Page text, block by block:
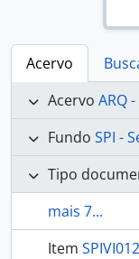
Acervo
Acervo ARQ
Fundo SPI -
Tipo
mais 7...
Item